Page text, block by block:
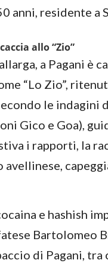
50 anni, residente a
allo “Zio”
a Pagani è
“Lo Zio”,
le indagini
Gico e Goa),
i rapporti, la
e hashish
Bartolomeo
di Pagani,